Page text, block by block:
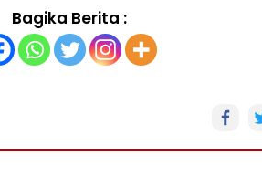
Bagika Berita :